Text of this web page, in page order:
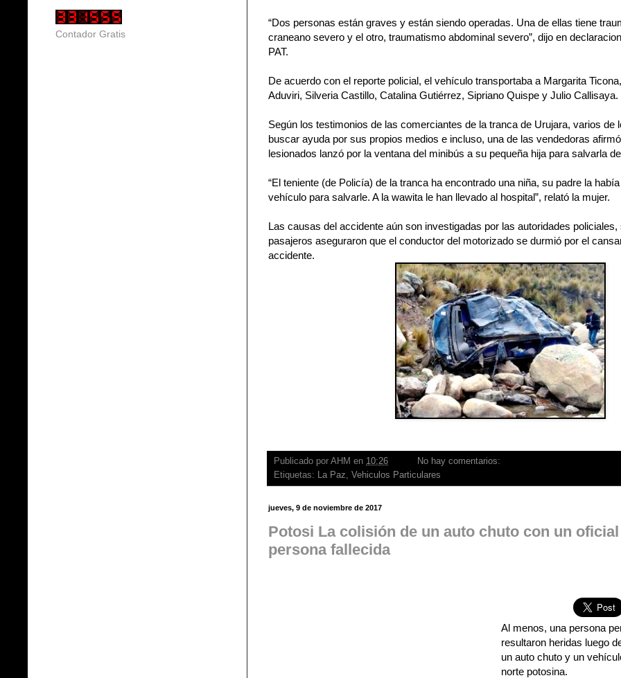
“Dos personas están graves y están siendo operadas. Una de ellas tiene
craneano severo y el otro, traumatismo abdominal severo”, dijo en
PAT.
De acuerdo con el reporte policial, el vehículo transportaba a Margarita
Aduviri, Silveria Castillo, Catalina Gutiérrez, Sipriano Quispe y Julio Callisaya.
Según los testimonios de las comerciantes de la tranca de Urujara, varios de
buscar ayuda por sus propios medios e incluso, una de las vendedoras
lesionados lanzó por la ventana del minibús a su pequeña hija para salvarla
“El teniente (de Policía) de la tranca ha encontrado una niña, su padre la
vehículo para salvarle. A la wawita le han llevado al hospital”, relató la mujer.
Las causas del accidente aún son investigadas por las autoridades
pasajeros aseguraron que el conductor del motorizado se durmió por el
accidente.
Publicado por AHM en 10:26
No hay comentarios:
Etiquetas: La Paz, Vehiculos Particulares
jueves, 9 de noviembre de 2017
Potosi La colisión de un auto chuto con un
persona fallecida
Al menos, una persona
resultaron heridas luego
un auto chuto y un
norte potosina.
Contador Gratis